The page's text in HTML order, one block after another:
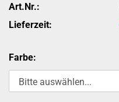
Art.Nr.:
Lieferzeit:
Farbe: